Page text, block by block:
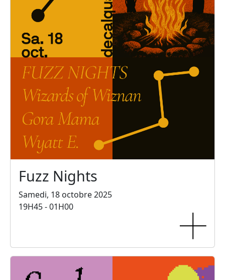
Fuzz Nights
Samedi, 18 octobre 2025
19H45 - 01H00